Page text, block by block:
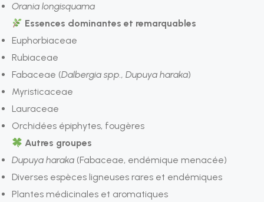
Orania longisquama
Essences dominantes et remarquables
Euphorbiaceae
Rubiaceae
Fabaceae (Dalbergia spp., Dupuya haraka)
Myristicaceae
Lauraceae
Orchidées épiphytes, fougères
Autres groupes
Dupuya haraka (Fabaceae, endémique menacée)
Diverses espèces ligneuses rares et endémiques
Plantes médicinales et aromatiques